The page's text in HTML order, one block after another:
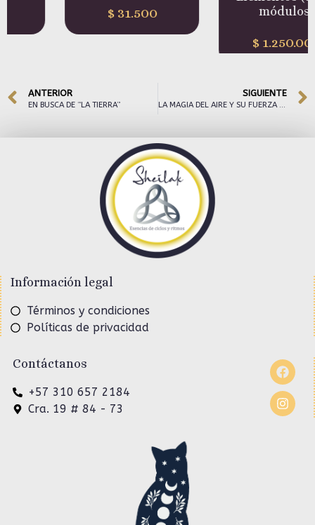
módulos)
1.250.000
ANTERIOR SIGUIENTE
Términos y condiciones
+57 310 657 2184